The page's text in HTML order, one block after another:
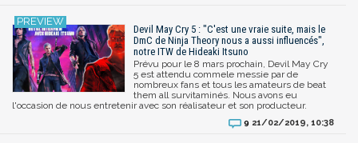
Devil May Cry 5 : "C'est une vraie suite, mais le
DmC de Ninja Theory nous a aussi influencés",
notre ITW de Hideaki Itsuno
Prévu pour le 8 mars prochain, Devil May Cry
5 est attendu commele messie par de
nombreux fans et tous les amateurs de beat
them all survitaminés. Nous avons eu
l'occasion de nous entretenir avec son réalisateur et son producteur.
9 21/02/2019, 10:38